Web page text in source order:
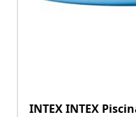
INTEX INTEX